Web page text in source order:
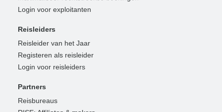
Login voor exploitanten
Reisleiders
Reisleider van het Jaar
Registeren als reisleider
Login voor reisleiders
Partners
Reisbureaus